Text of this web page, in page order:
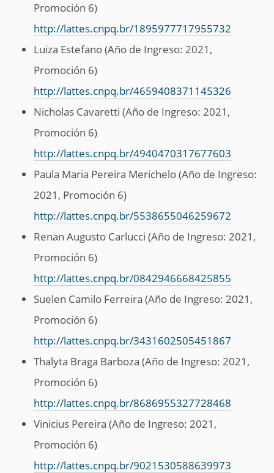
Promoción 6)
http://lattes.cnpq.br/1895977717955732
Luiza Estefano (Año de Ingreso: 2021,
Promoción 6)
http://lattes.cnpq.br/4659408371145326
Nicholas Cavaretti (Año de Ingreso: 2021,
Promoción 6)
http://lattes.cnpq.br/4940470317677603
Paula Maria Pereira Merichelo (Año de Ingreso:
2021, Promoción 6)
http://lattes.cnpq.br/5538655046259672
Renan Augusto Carlucci (Año de Ingreso: 2021,
Promoción 6)
http://lattes.cnpq.br/0842946668425855
Suelen Camilo Ferreira (Año de Ingreso: 2021,
Promoción 6)
http://lattes.cnpq.br/3431602505451867
Thalyta Braga Barboza (Año de Ingreso: 2021,
Promoción 6)
http://lattes.cnpq.br/8686955327728468
Vinicius Pereira (Año de Ingreso: 2021,
Promoción 6)
http://lattes.cnpq.br/9021530588639973